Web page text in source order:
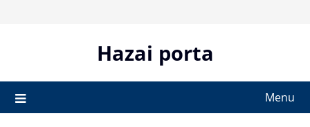
Hazai porta
Menu